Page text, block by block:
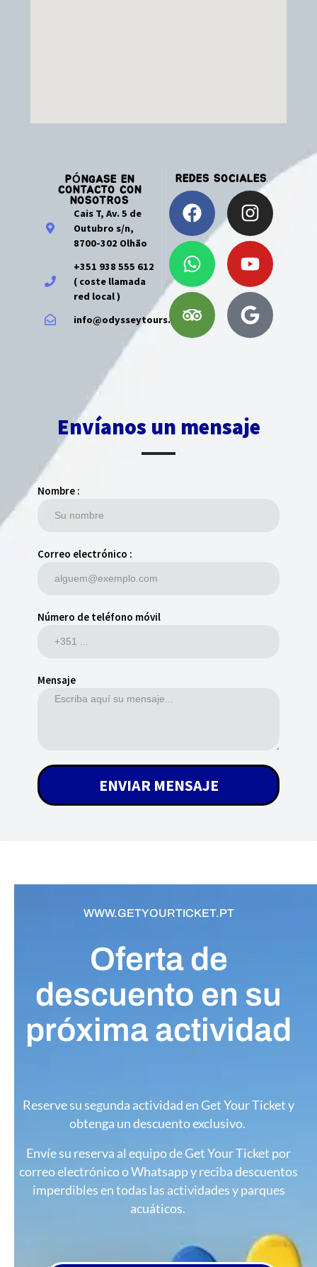
PÓNGASE EN
CONTACTO CON
NOSOTROS
Cais T, Av. 5 de
Outubro s/n,
8700-302 Olhão
+351 938 555 612
( coste llamada
red local )
info@odysseytours.pt
REDES SOCIALES
Envíanos un mensaje
Nombre :
Correo electrónico :
Número de teléfono móvil
Mensaje
ENVIAR MENSAJE
WWW.GETYOURTICKET.PT
Oferta de
descuento en su
próxima actividad
Reserve su segunda actividad en Get Your Ticket y
obtenga un descuento exclusivo.
Envíe su reserva al equipo de Get Your Ticket por
correo electrónico o Whatsapp y reciba descuentos
imperdibles en todas las actividades y parques
acuáticos.